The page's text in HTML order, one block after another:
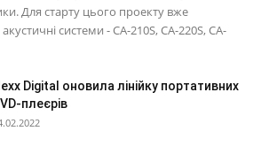
Для старту цього проекту вже
системи - CA-210S, CA-220S, CA-
Digital оновила лінійку портативних
плеєрів